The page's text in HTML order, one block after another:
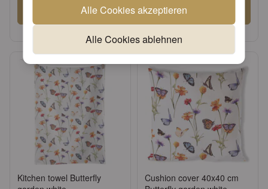
Alle Cookies akzeptieren
Alle Cookies ablehnen
Anmelden
oder
Anmelden
Konto beantragen
Kitchen towel Butterfly
Cushion cover 40x40 cm